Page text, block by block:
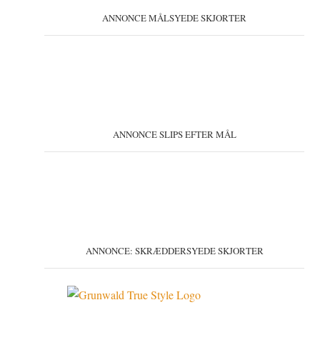
ANNONCE MÅLSYEDE SKJORTER
ANNONCE SLIPS EFTER MÅL
ANNONCE: SKRÆDDERSYEDE SKJORTER